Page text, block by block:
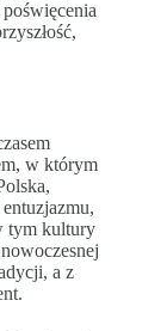
w którym
tym kultury
a z